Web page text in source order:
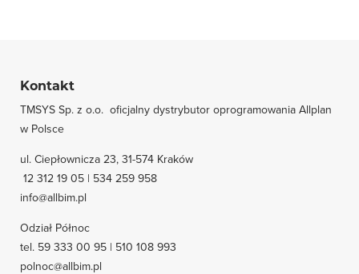
Kontakt
TMSYS Sp. z o.o. ­ oficjalny dystrybutor oprogramowania Allplan
w Polsce
ul. Ciepłownicza 23, 31-574 Kraków
12 312 19 05 | 534 259 958
info@allbim.pl
Odział Północ
tel. 59 333 00 95 | 510 108 993
polnoc@allbim.pl